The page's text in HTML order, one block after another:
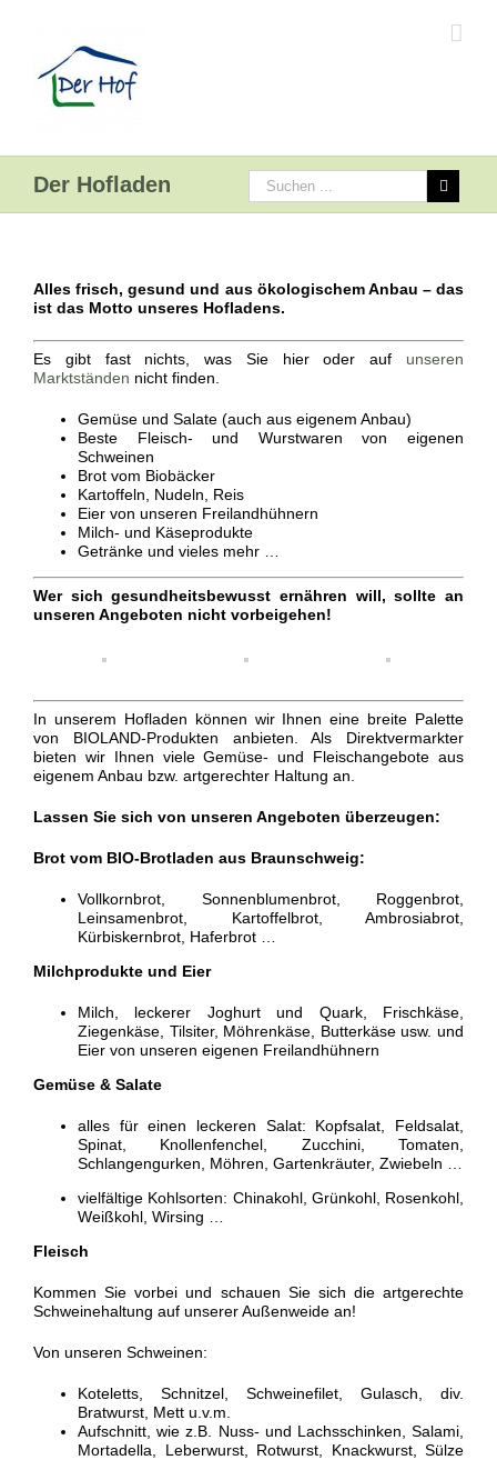
Der Hofladen
Alles frisch, gesund und aus ökologischem Anbau – das
ist das Motto unseres Hofladens.
Es gibt fast nichts, was Sie hier oder auf unseren
Marktständen nicht finden.
Gemüse und Salate (auch aus eigenem Anbau)
Beste Fleisch- und Wurstwaren von eigenen
Schweinen
Brot vom Biobäcker
Kartoffeln, Nudeln, Reis
Eier von unseren Freilandhühnern
Milch- und Käseprodukte
Getränke und vieles mehr …
Wer sich gesundheitsbewusst ernähren will, sollte an
unseren Angeboten nicht vorbeigehen!
In unserem Hofladen können wir Ihnen eine breite Palette
von BIOLAND-Produkten anbieten. Als Direktvermarkter
bieten wir Ihnen viele Gemüse- und Fleischangebote aus
eigenem Anbau bzw. artgerechter Haltung an.
Lassen Sie sich von unseren Angeboten überzeugen:
Brot vom BIO-Brotladen aus Braunschweig:
Vollkornbrot, Sonnenblumenbrot, Roggenbrot,
Leinsamenbrot, Kartoffelbrot, Ambrosiabrot,
Kürbiskernbrot, Haferbrot …
Milchprodukte und Eier
Milch, leckerer Joghurt und Quark, Frischkäse,
Ziegenkäse, Tilsiter, Möhrenkäse, Butterkäse usw. und
Eier von unseren eigenen Freilandhühnern
Gemüse & Salate
alles für einen leckeren Salat: Kopfsalat, Feldsalat,
Spinat, Knollenfenchel, Zucchini, Tomaten,
Schlangengurken, Möhren, Gartenkräuter, Zwiebeln …
vielfältige Kohlsorten: Chinakohl, Grünkohl, Rosenkohl,
Weißkohl, Wirsing …
Fleisch
Kommen Sie vorbei und schauen Sie sich die artgerechte
Schweinehaltung auf unserer Außenweide an!
Von unseren Schweinen:
Koteletts, Schnitzel, Schweinefilet, Gulasch, div.
Bratwurst, Mett u.v.m.
Aufschnitt, wie z.B. Nuss- und Lachsschinken, Salami,
Mortadella, Leberwurst, Rotwurst, Knackwurst, Sülze